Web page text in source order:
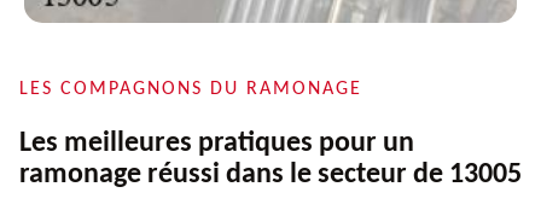
LES COMPAGNONS DU RAMONAGE
Les meilleures pratiques pour un
ramonage réussi dans le secteur de 13005